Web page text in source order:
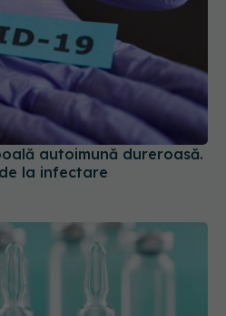
autoimună dureroasă.
la infectare